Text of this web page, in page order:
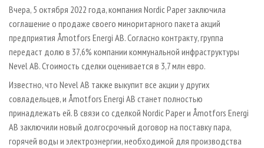
ПРОИЗВОДСТВО ДРЕВЕСНЫХ ПЛИТ
ДЕРЕВЯННОЕ ДОМОСТРОЕНИЕ
ПРОИЗВОДСТВО МЕБЕЛИ
БИОЭНЕРГЕТИКА
ЦБП
ИНСТРУМЕНТ И МАТЕРИАЛЫ
МОБИЛЬНЫЕ ВЫСТАВКИ
ОФИЦИАЛЬНЫЕ ДЕЛЕГАЦИИ
ПРИОРИТЕТНЫЕ ИНВЕСТПРОЕКТЫ
RUSSIAN FORESTRY REVIEW
ГАЗЕТА ЛЕСПРОМФОРУМ
БИБЛИОТЕКА СПЕЦИАЛИСТА
РЕКЛАМА НА САЙТЕ
Вчера, 5 октября 2022 года, компания Nordic Paper заключила
соглашение о продаже своего миноритарного пакета акций
предприятия Åmotfors Energi AB. Согласно контракту, группа
передаст долю в 37,6% компании коммунальной инфраструктуры
Nevel AB. Стоимость сделки оценивается в 3,7 млн евро.
Известно, что Nevel AB также выкупит все акции у других
совладельцев, и Åmotfors Energi AB станет полностью
принадлежать ей. В связи со сделкой Nordic Paper и Åmotfors Energi
AB заключили новый долгосрочный договор на поставку пара,
горячей воды и электроэнергии, необходимой для производства